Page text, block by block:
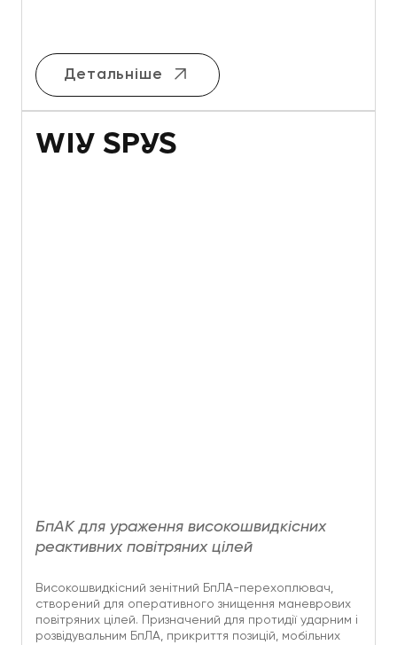
Детальніше
WIY SPYS
БпАК для ураження високошвидкісних
реактивних повітряних цілей
Високошвидкісний зенітний БпЛА-перехоплювач,
створений для оперативного знищення маневрових
повітряних цілей. Призначений для протидії ударним і
розвідувальним БпЛА, прикриття позицій, мобільних